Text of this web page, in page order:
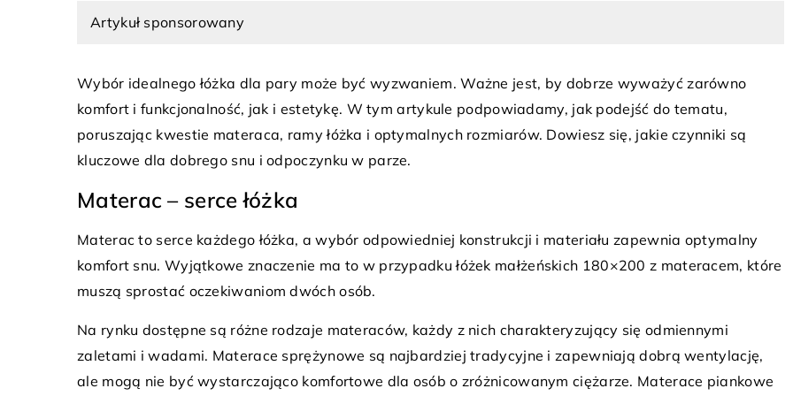
Artykuł sponsorowany
Wybór idealnego łóżka dla pary może być wyzwaniem. Ważne jest, by dobrze wyważyć zarówno
komfort i funkcjonalność, jak i estetykę. W tym artykule podpowiadamy, jak podejść do tematu,
poruszając kwestie materaca, ramy łóżka i optymalnych rozmiarów. Dowiesz się, jakie czynniki są
kluczowe dla dobrego snu i odpoczynku w parze.
Materac – serce łóżka
Materac to serce każdego łóżka, a wybór odpowiedniej konstrukcji i materiału zapewnia optymalny
komfort snu. Wyjątkowe znaczenie ma to w przypadku łóżek małżeńskich 180×200 z materacem, które
muszą sprostać oczekiwaniom dwóch osób.
Na rynku dostępne są różne rodzaje materaców, każdy z nich charakteryzujący się odmiennymi
zaletami i wadami. Materace sprężynowe są najbardziej tradycyjne i zapewniają dobrą wentylację,
ale mogą nie być wystarczająco komfortowe dla osób o zróżnicowanym ciężarze. Materace piankowe
na korzyść
posiadania zlewozmywaka
w domu. Nauka o
estetyce i łatwości obsługi
elementów kuchni.
6 stycznia 2026
Jak rolety zewnętrzne mogą zwiększyć
Dowiedz się, jak rolety zewnętrzne mogą
przyczynić się do poprawy
bezpieczeństwa Twojego domu, chroniąc
przed włamaniami i niekorzystnymi
warunkami atmosferycznymi. Odkryj
również, w jaki sposób zwiększają komfort
24 września 2023
dla miejsca do snu nie jest łatwe, ale
gotowi jesteśmy pomóc. Dowiedz się,
dobrać idealne barwy do swojej